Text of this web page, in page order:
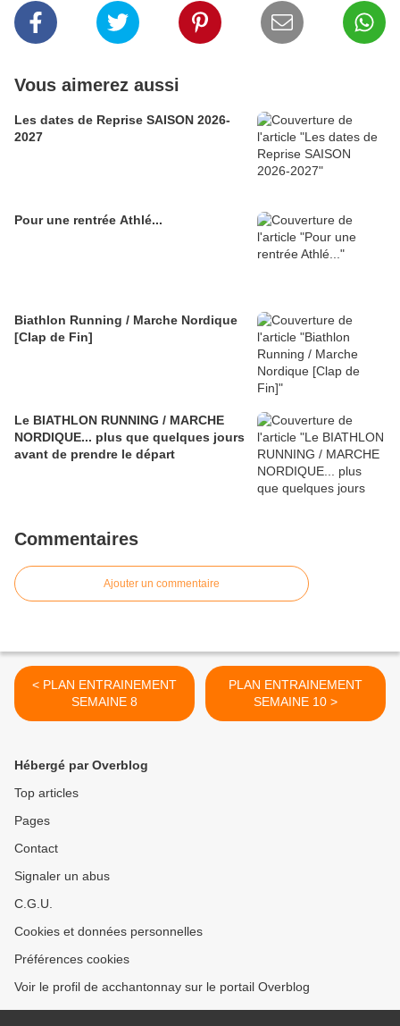
Vous aimerez aussi
Les dates de Reprise SAISON 2026-
2027
Pour une rentrée Athlé...
Biathlon Running / Marche Nordique
[Clap de Fin]
Le BIATHLON RUNNING / MARCHE
NORDIQUE... plus que quelques jours
avant de prendre le départ
Commentaires
Ajouter un commentaire
< PLAN ENTRAINEMENT
SEMAINE 8
PLAN ENTRAINEMENT
SEMAINE 10 >
Hébergé par Overblog
Top articles
Pages
Contact
Signaler un abus
C.G.U.
Cookies et données personnelles
Préférences cookies
Voir le profil de acchantonnay sur le portail Overblog